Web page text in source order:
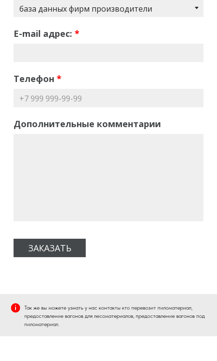
Так же вы можете узнать у нас контакты кто перевозит пиломатериал,
предоставление вагонов для лесоматериалов, предоставление вагонов под
пиломатериал.